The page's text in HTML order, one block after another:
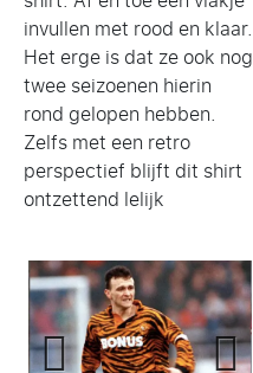
invullen met rood en klaar.
Het erge is dat ze ook nog
twee seizoenen hierin
rond gelopen hebben.
Zelfs met een retro
perspectief blijft dit shirt
ontzettend lelijk